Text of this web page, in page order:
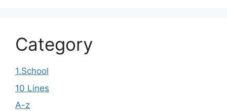
Category
1.School
10 Lines
A-z